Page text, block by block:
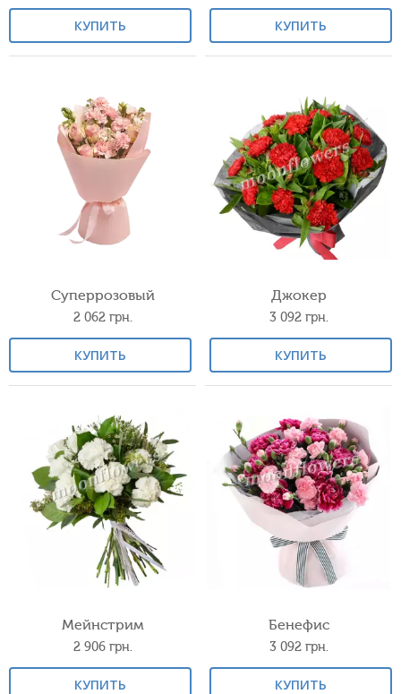
КУПИТЬ КУПИТЬ
Суперрозовый
2 062 грн.
КУПИТЬ
Джокер
3 092 грн.
КУПИТЬ
Мейнстрим
2 906 грн.
КУПИТЬ
Бенефис
3 092 грн.
КУПИТЬ